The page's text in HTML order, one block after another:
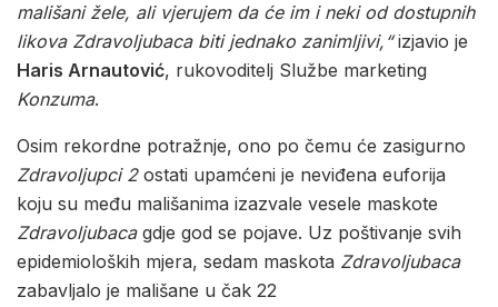
mališani žele, ali vjerujem da će im i neki od dostupnih
likova Zdravoljubaca biti jednako zanimljivi,“izjavio je
Haris Arnautović, rukovoditelj Službe marketing
Konzuma.
Osim rekordne potražnje, ono po čemu će zasigurno
Zdravoljupci 2ostati upamćeni je neviđena euforija
koju su među mališanima izazvale vesele maskote
Zdravoljubacagdje god se pojave. Uz poštivanje svih
epidemioloških mjera, sedam maskota Zdravoljubaca
zabavljalo je mališane u čak 22